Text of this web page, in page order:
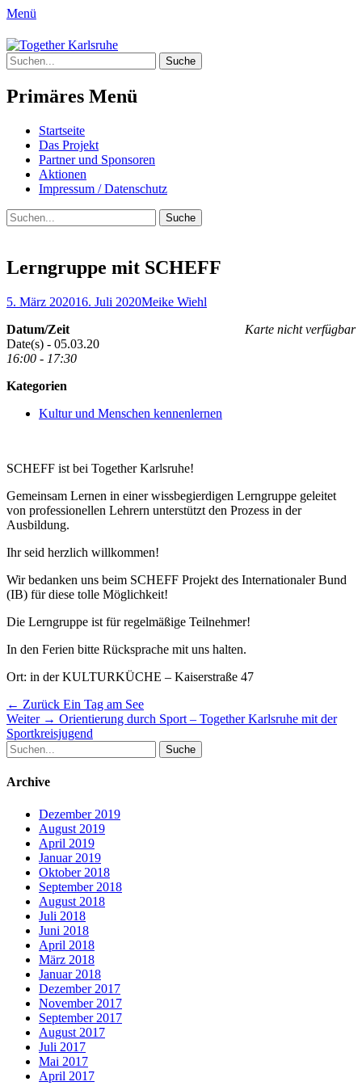
Menü
Together Karlsruhe
Integration von jungen Menschen mit
Fluchterfahrung und
Migrationshintergrund
Suche
nach:
Primäres Menü
Springe
zum
Inhalt
Startseite
Das Projekt
Partner und Sponsoren
Aktionen
Impressum / Datenschutz
Suchen
Suche
nach:
Lerngruppe mit SCHEFF
Posted
5. März 202016. Juli 2020Author
Meike Wiehl
Karte nicht verfügbar
Datum/Zeit
Date(s) - 05.03.20
16:00 - 17:30
Kategorien
Kultur und Menschen kennenlernen
SCHEFF ist bei Together Karlsruhe!
Gemeinsam Lernen in einer wissbegierdigen Lerngruppe geleitet
von professionellen Lehrern unterstützt den Prozess in der
Ausbildung.
Ihr seid herzlich willkommen!
Wir bedanken uns beim SCHEFF Projekt des Internationaler Bund
(IB) für diese tolle Möglichkeit!
Die Lerngruppe ist für regelmäßige Teilnehmer!
In den Ferien bitte Rücksprache mit uns halten.
Ort: in der KULTURKÜCHE – Kaiserstraße 47
Beitragsnavigation
← Zurück Vorheriger
Beitrag:
Ein Tag am See
Weiter → Nächster
Beitrag:
Orientierung durch Sport – Together Karlsruhe mit der
Sportkreisjugend
Suche
nach:
Archive
Dezember 2019
August 2019
April 2019
Januar 2019
Oktober 2018
September 2018
August 2018
Juli 2018
Juni 2018
April 2018
März 2018
Januar 2018
Dezember 2017
November 2017
September 2017
August 2017
Juli 2017
Mai 2017
April 2017